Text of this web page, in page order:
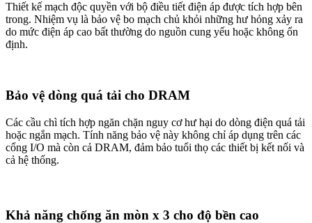
Thiết kế mạch độc quyền với bộ điều tiết điện áp được tích hợp bên
trong. Nhiệm vụ là bảo vệ bo mạch chủ khỏi những hư hỏng xảy ra
do mức điện áp cao bất thường do nguồn cung yếu hoặc không ổn
định.
Bảo vệ dòng quá tải cho DRAM
Các cầu chì tích hợp ngăn chặn nguy cơ hư hại do dòng điện quá tải
hoặc ngắn mạch. Tính năng bảo vệ này không chỉ áp dụng trên các
cổng I/O mà còn cả DRAM, đảm bảo tuổi thọ các thiết bị kết nối và
cả hệ thống.
Khả năng chống ăn mòn x 3 cho độ bền cao